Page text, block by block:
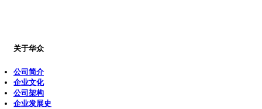
关于华众
公司简介
企业文化
公司架构
企业发展史